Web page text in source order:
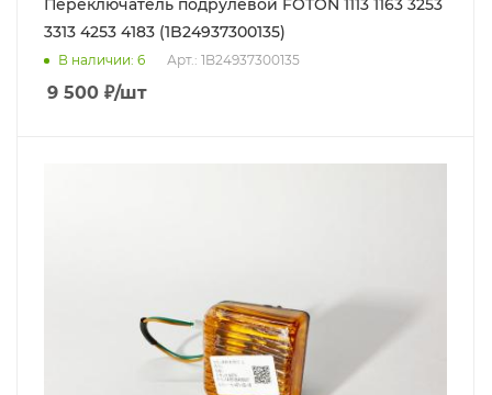
Переключатель подрулевой FOTON 1113 1163 3253
3313 4253 4183 (1B24937300135)
В наличии: 6 Арт.: 1B24937300135
9 500 ₽/шт